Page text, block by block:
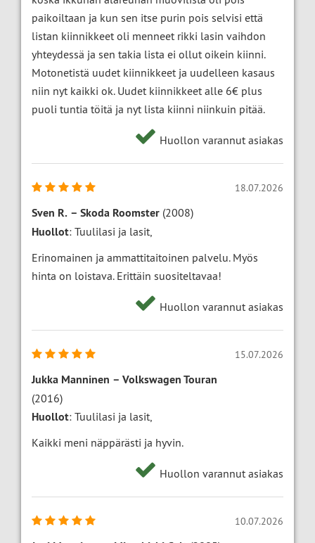
paikoiltaan ja kun sen itse purin pois selvisi että
listan kiinnikkeet oli menneet rikki lasin vaihdon
yhteydessä ja sen takia lista ei ollut oikein kiinni.
Motonetistä uudet kiinnikkeet ja uudelleen kasaus
niin nyt kaikki ok. Uudet kiinnikkeet alle 6€ plus
puoli tuntia töitä ja nyt lista kiinni niinkuin pitää.
Huollon varannut asiakas
18.07.2026
Sven R. – Skoda Roomster (2008)
Huollot: Tuulilasi ja lasit,
Erinomainen ja ammattitaitoinen palvelu. Myös
hinta on loistava. Erittäin suositeltavaa!
Huollon varannut asiakas
15.07.2026
Jukka Manninen – Volkswagen Touran
(2016)
Huollot: Tuulilasi ja lasit,
Kaikki meni näppärästi ja hyvin.
Huollon varannut asiakas
10.07.2026